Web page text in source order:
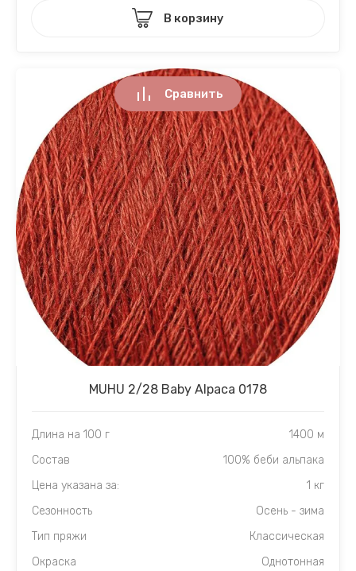
В корзину
MUHU 2/28 Baby Alpaca 0178
Сравнить
Длина на 100 г
1400 м
Состав
100% беби альпака
Цена указана за:
1 кг
Сезонность
Осень - зима
Тип пряжи
Классическая
Окраска
Однотонная